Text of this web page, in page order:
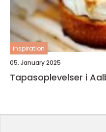
inspiration
05. January 2025
Tapasoplevelser i